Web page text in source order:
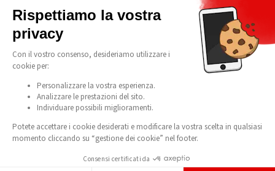
media-markt-refurbished@recommerce.com
Lunedì-Venerdì 08:00-17:00
Tutti i nostri prezzi sono comprensivi di IVA e tassa di riciclaggio anticipata (TAR).